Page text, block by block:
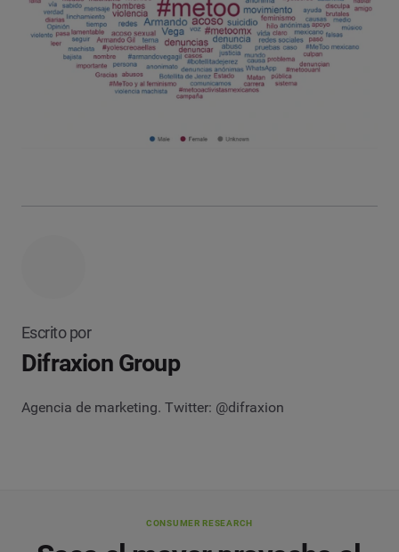
Escrito por
Difraxion Group
Agencia de marketing. Twitter: @difraxion
CONSUMER RESEARCH